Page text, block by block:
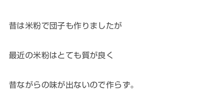
昔は米粉で団子も作りましたが
最近の米粉はとても質が良く
昔ながらの味が出ないので作らず。